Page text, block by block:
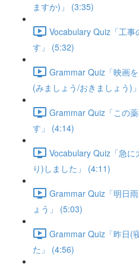
ますか)」 (3:35)
Vocabulary Quiz「工
す」 (5:32)
Grammar Quiz「映画
(みましょう/おきましょう)
Grammar Quiz「この
す」 (4:14)
Vocabulary Quiz「急
り)しました」 (4:11)
Grammar Quiz「明日
ょう」 (5:03)
Grammar Quiz「昨日(
た」 (4:56)